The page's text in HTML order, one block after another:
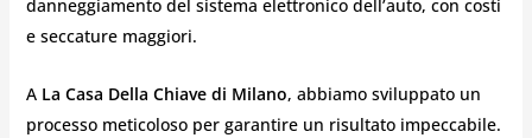
danneggiamento del sistema elettronico dell’auto, con costi
e seccature maggiori.
A La Casa Della Chiave di Milano, abbiamo sviluppato un
processo meticoloso per garantire un risultato impeccabile.